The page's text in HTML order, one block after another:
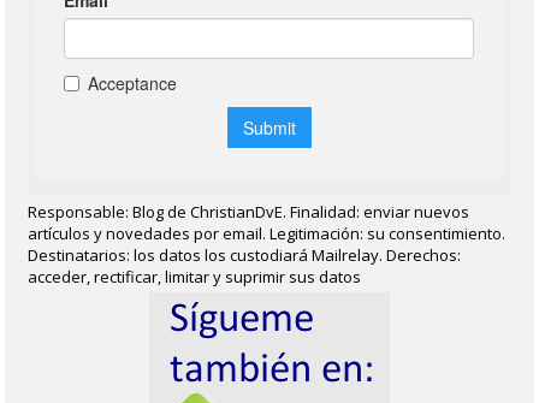
Responsable: Blog de ChristianDvE. Finalidad: enviar nuevos
artículos y novedades por email. Legitimación: su consentimiento.
Destinatarios: los datos los custodiará Mailrelay. Derechos:
acceder, rectificar, limitar y suprimir sus datos